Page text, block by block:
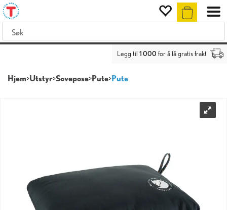
Legg til 1 000 for å få gratis frakt
Hjem>Utstyr>Sovepose>Pute>Pute